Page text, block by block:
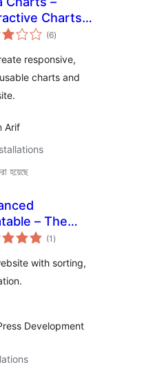
Charts
(6total
ratings
)
responsive,
charts and
Arif
হয়েছে
– The
Data Table
(1 total
ratings
)
with sorting,
Development